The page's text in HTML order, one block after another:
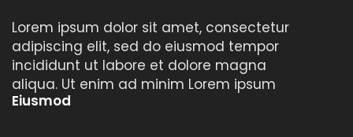
Lorem ipsum dolor sit amet, consectetur
adipiscing elit, sed do eiusmod tempor
incididunt ut labore et dolore magna
aliqua. Ut enim ad minim Lorem ipsum
Eiusmod